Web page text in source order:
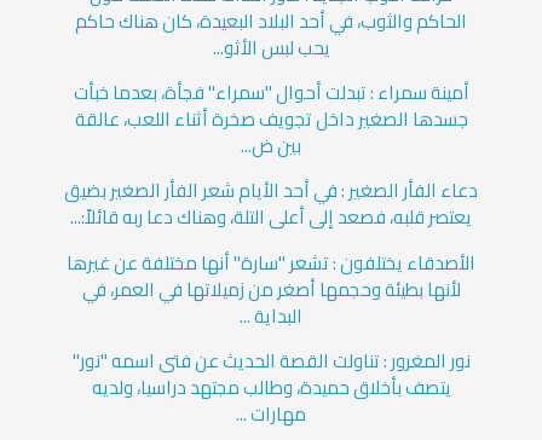
الحاكم والثوب، في أحد البلاد البعيدة، كان هناك حاكم
يحب لبس الأثو...
أمينة سمراء : تبدلت أحوال "سمراء" فجأة، بعدما خبأت
جسدها الصغير داخل تجويف صخرة أثناء اللعب، عالقة
بين ض...
دعاء الفأر الصغير : في أحد الأيام شعر الفأر الصغير بضيق
يعتصر قلبه، فصعد إلى أعلى التلة، وهناك دعا ربه قائلاً:...
الأصدقاء يختلفون : تشعر "سارة" أنها مختلفة عن غيرها
لأنها بطيئة وحجمها أصغر من زميلاتها في العمر، في
البداية ...
نور المغرور : تناولت القصة الحديث عن فتى اسمه "نور"
يتصف بأخلاق حميدة، وطالب مجتهد دراسيا، ولديه
مهارات ...